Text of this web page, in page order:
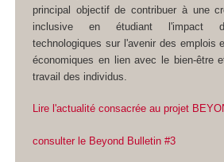
principal objectif de contribuer à une
inclusive en étudiant l'impact
technologiques sur l'avenir des emplois
économiques en lien avec le bien-être
travail des individus.
Lire l'actualité consacrée au projet
consulter le Beyond Bulletin #3